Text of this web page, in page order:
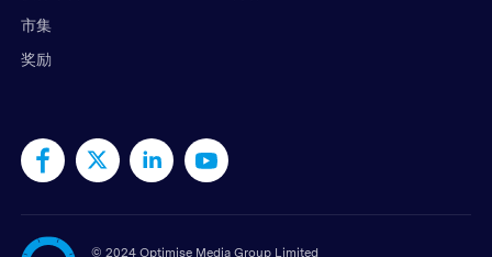
市集
奖励
© 2024 Optimise Media Group Limited